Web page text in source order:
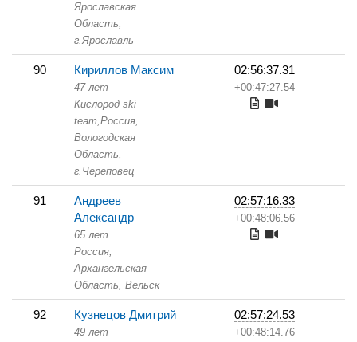
Ярославская
Область,
г.Ярославль
90 Кириллов Максим
47 лет
Кислород ski
team,Россия,
Вологодская
Область,
г.Череповец
02:56:37.31
+00:47:27.54
91
Андреев
Александр
65 лет
Россия,
Архангельская
Область, Вельск
02:57:16.33
+00:48:06.56
92 Кузнецов Дмитрий
49 лет
02:57:24.53
+00:48:14.76